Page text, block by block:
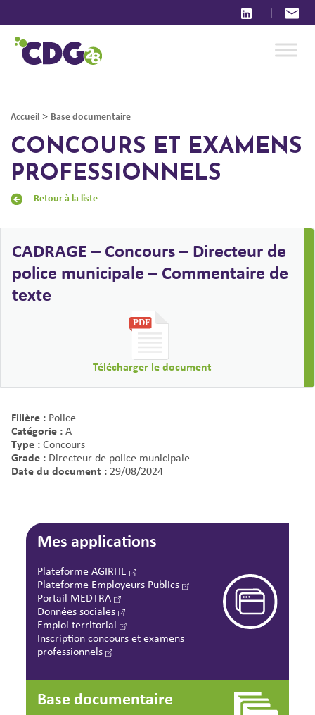
|
Accueil > Base documentaire
CONCOURS ET EXAMENS
PROFESSIONNELS
Retour à la liste
CADRAGE – Concours – Directeur de
police municipale – Commentaire de
texte
Télécharger le document
Filière : Police
Catégorie :A
Type :Concours
Grade : Directeur de police municipale
Date du document : 29/08/2024
Mes applications
Plateforme AGIRHE
Plateforme Employeurs Publics
Portail MEDTRA
Données sociales
Emploi territorial
Inscription concours et examens
professionnels
Base documentaire